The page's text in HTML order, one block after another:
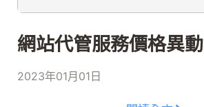
網站代管服務價格異動
2023年01月01日